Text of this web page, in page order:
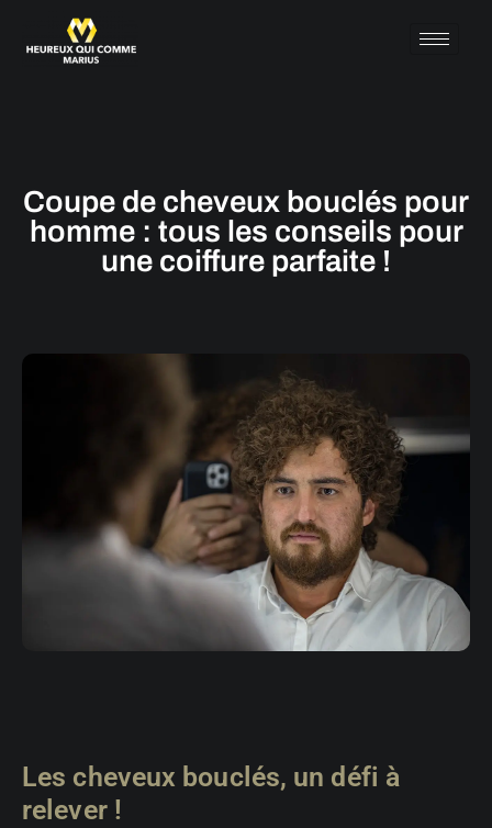
Coupe de cheveux bouclés pour
homme : tous les conseils pour
une coiffure parfaite !
Les cheveux bouclés, un défi à
relever !